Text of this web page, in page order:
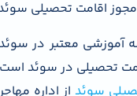
مجوز اقامت تحصیلی
معتبر در
تحصیلی در سوئد
سوئد از اداره